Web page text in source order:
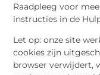
Raadpleeg voor
instructies in de
Let op: onze site
cookies zijn
browser verwijdert,